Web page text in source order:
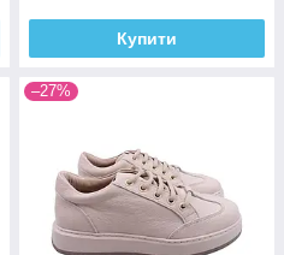
Купити
–27%